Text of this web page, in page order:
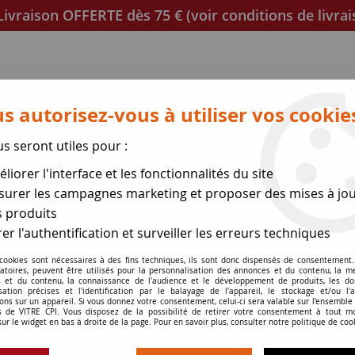
OFFERTE dès 75 € (voir conditions de
Mica et joint à découper Joints de porte
des expéditions le 17
DECO 719
autorisez-vous à utiliser vos
seront utiles pour :
l'interface et les fonctionnalités du site
les campagnes marketing et proposer des mises à
produits
l'authentification et surveiller les erreurs techniques
sont nécessaires à des fins techniques, ils sont donc dispensés de
peuvent être utilisés pour la personnalisation des annonces et du contenu, la
et du contenu, la connaissance de l'audience et le développement de produits, les
précises et l'identification par le balayage de l'appareil, le stockage et/ou
sur un appareil. Si vous donnez votre consentement, celui-ci sera valable sur l’ensemble
de VITRE CPI. Vous disposez de la possibilité de retirer votre consentement à tout
le widget en bas à droite de la page. Pour en savoir plus, consulter notre politique de